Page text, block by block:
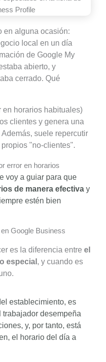
en alguna ocasión:
local en un día
de Google My
abierto, y
cerrado. Qué
en horarios habituales)
clientes y genera una
suele repercutir
"no-clientes".
voy a guiar para que
de manera efectiva y
estén bien
Google Business
es la diferencia entreel
especial , y cuando es
establecimiento, es
trabajador desempeña
y, por tanto, está
el horario del día a